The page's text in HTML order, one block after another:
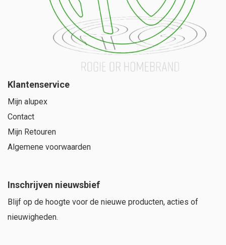
Klantenservice
Mijn alupex
Contact
Mijn Retouren
Algemene voorwaarden
Inschrijven nieuwsbief
Blijf op de hoogte voor de nieuwe producten, acties of
nieuwigheden.